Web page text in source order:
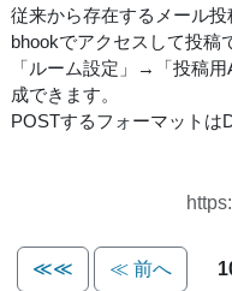
従来から存在するメール
bhookでアクセスして投稿
「ルーム設定」→「投稿
成できます。
POSTするフォーマットは
≪≪ ≪ 前へ